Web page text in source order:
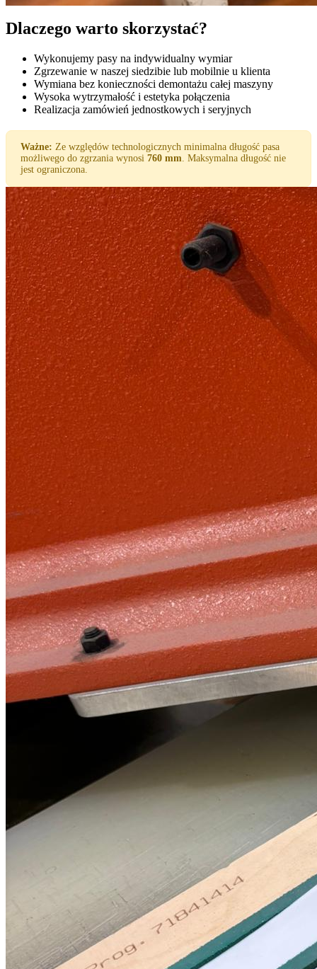
Dlaczego warto skorzystać?
Wykonujemy pasy na indywidualny wymiar
Zgrzewanie w naszej siedzibie lub mobilnie u klienta
Wymiana bez konieczności demontażu całej maszyny
Wysoka wytrzymałość i estetyka połączenia
Realizacja zamówień jednostkowych i seryjnych
Ważne: Ze względów technologicznych minimalna długość pasa
możliwego do zgrzania wynosi 760 mm. Maksymalna długość nie
jest ograniczona.